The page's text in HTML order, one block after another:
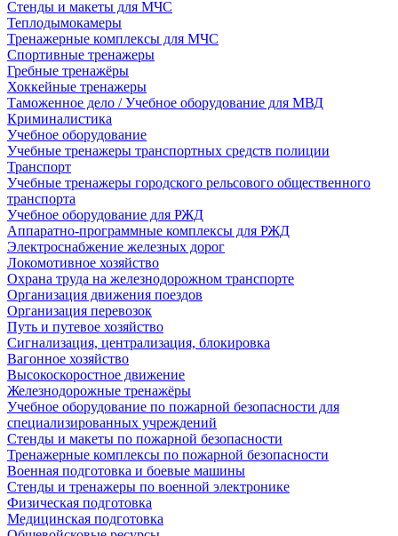
Стенды и макеты для МЧС
Теплодымокамеры
Тренажерные комплексы для МЧС
Спортивные тренажеры
Гребные тренажёры
Хоккейные тренажеры
Таможенное дело / Учебное оборудование для МВД
Криминалистика
Учебное оборудование
Учебные тренажеры транспортных средств полиции
Транспорт
Учебные тренажеры городского рельсового общественного
транспорта
Учебное оборудование для РЖД
Аппаратно-программные комплексы для РЖД
Электроснабжение железных дорог
Локомотивное хозяйство
Охрана труда на железнодорожном транспорте
Организация движения поездов
Организация перевозок
Путь и путевое хозяйство
Сигнализация, централизация, блокировка
Вагонное хозяйство
Высокоскоростное движение
Железнодорожные тренажёры
Учебное оборудование по пожарной безопасности для
специализированных учреждений
Стенды и макеты по пожарной безопасности
Тренажерные комплексы по пожарной безопасности
Военная подготовка и боевые машины
Стенды и тренажеры по военной электронике
Физическая подготовка
Медицинская подготовка